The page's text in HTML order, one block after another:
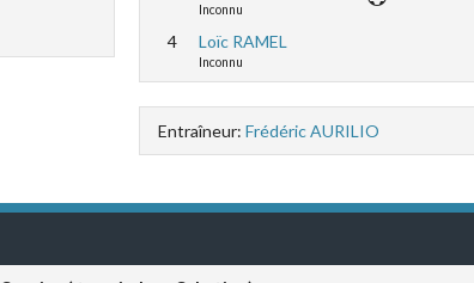
Inconnu
4 Loïc RAMEL
Inconnu
Entraîneur: Frédéric AURILIO